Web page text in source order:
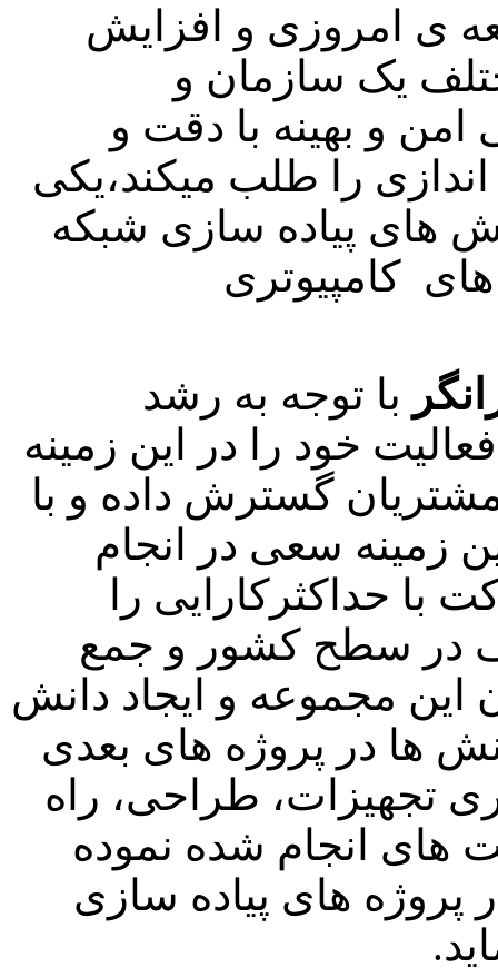
ی امروزی و افزایش
یک سازمان و
امن و بهینه با دقت و
را طلب میکند،یکی
های پیاده سازی شبکه
کامپیوتری
با توجه به رشد
خود را در این زمینه
گسترش داده و با
زمینه سعی در انجام
حداکثرکارایی را
در سطح کشور و جمع
این مجموعه و ایجاد دانش
ها در پروژه های بعدی
تجهیزات، طراحی، راه
های انجام شده نموده
پروژه های پیاده سازی